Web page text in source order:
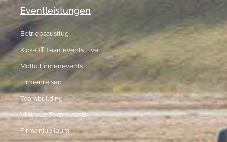
Eventleistungen
Betriebsausflug
Kick-Off Teamevents Live
Motto Firmenevents
Firmenreisen
Teambuilding
Virtuelle Teamevents
Firmenjubiläum